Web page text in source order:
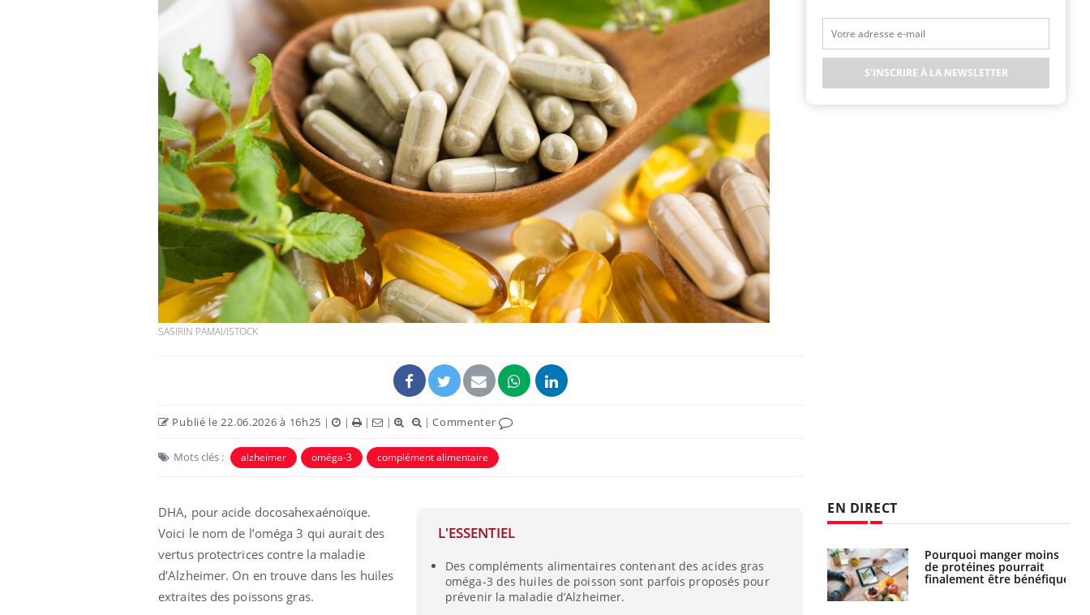
SASIRIN PAMAI/ISTOCK
Publié le 22.06.2026 à 16h25 | | | | |Commenter
Mots clés : alzheimer oméga-3 complément alimentaire
L'ESSENTIEL
Des compléments alimentaires contenant des acides gras
oméga-3 des huiles de poisson sont parfois proposés pour
prévenir la maladie d’Alzheimer.
DHA, pour acide docosahexaénoïque.
Voici le nom de l’oméga 3 qui aurait des
vertus protectrices contre la maladie
d’Alzheimer. On en trouve dans les huiles
extraites des poissons gras.
EN DIRECT
Cancer colorectal : une
stratégie simple aurait
changé la donne au Pays
basque
change dans la prise en
charge des femmes
enceintes
gâche-t-il les premiers
jours de vos vacances ?
Pourquoi manger moins
de protéines pourrait
finalement être bénéfique
S'INSCRIRE À LA NEWSLETTER